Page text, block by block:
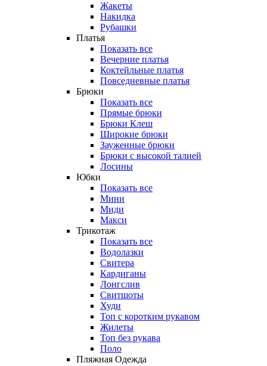
Жакеты
Накидка
Рубашки
Платья
Показать все
Вечерние платья
Коктейльные платья
Повседневные платья
Брюки
Показать все
Прямые брюки
Брюки Клеш
Широкие брюки
Зауженные брюки
Брюки с высокой талией
Лосины
Юбки
Показать все
Мини
Миди
Макси
Трикотаж
Показать все
Водолазки
Свитера
Кардиганы
Лонгслив
Свитшоты
Худи
Топ с коротким рукавом
Жилеты
Топ без рукава
Поло
Пляжная Одежда